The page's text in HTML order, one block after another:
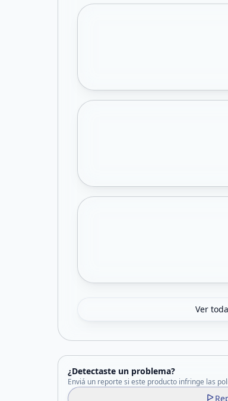
Ver
¿Detectaste un problema?
Enviá un reporte si este producto infringe las